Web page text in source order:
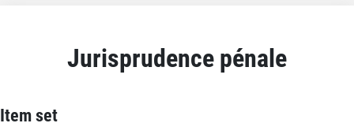
Jurisprudence pénale
Item set